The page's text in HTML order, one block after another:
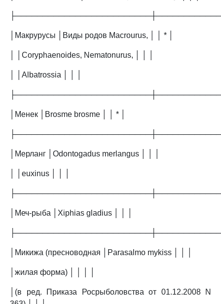
│Макрурусы │Виды родов Macrourus, │ │ * │
│ │Coryphaenoides, Nematonurus, │ │ │
│ │Albatrossia │ │ │
│Менек │Brosme brosme │ │ * │
│Мерланг │Odontogadus merlangus │ │ │
│ │euxinus │ │ │
│Меч-рыба │Xiphias gladius │ │ │
│Микижа (пресноводная │Parasalmo mykiss │ │ │
│жилая форма) │ │ │ │
│(в ред. Приказа Росрыболовства от 01.12.2008 N